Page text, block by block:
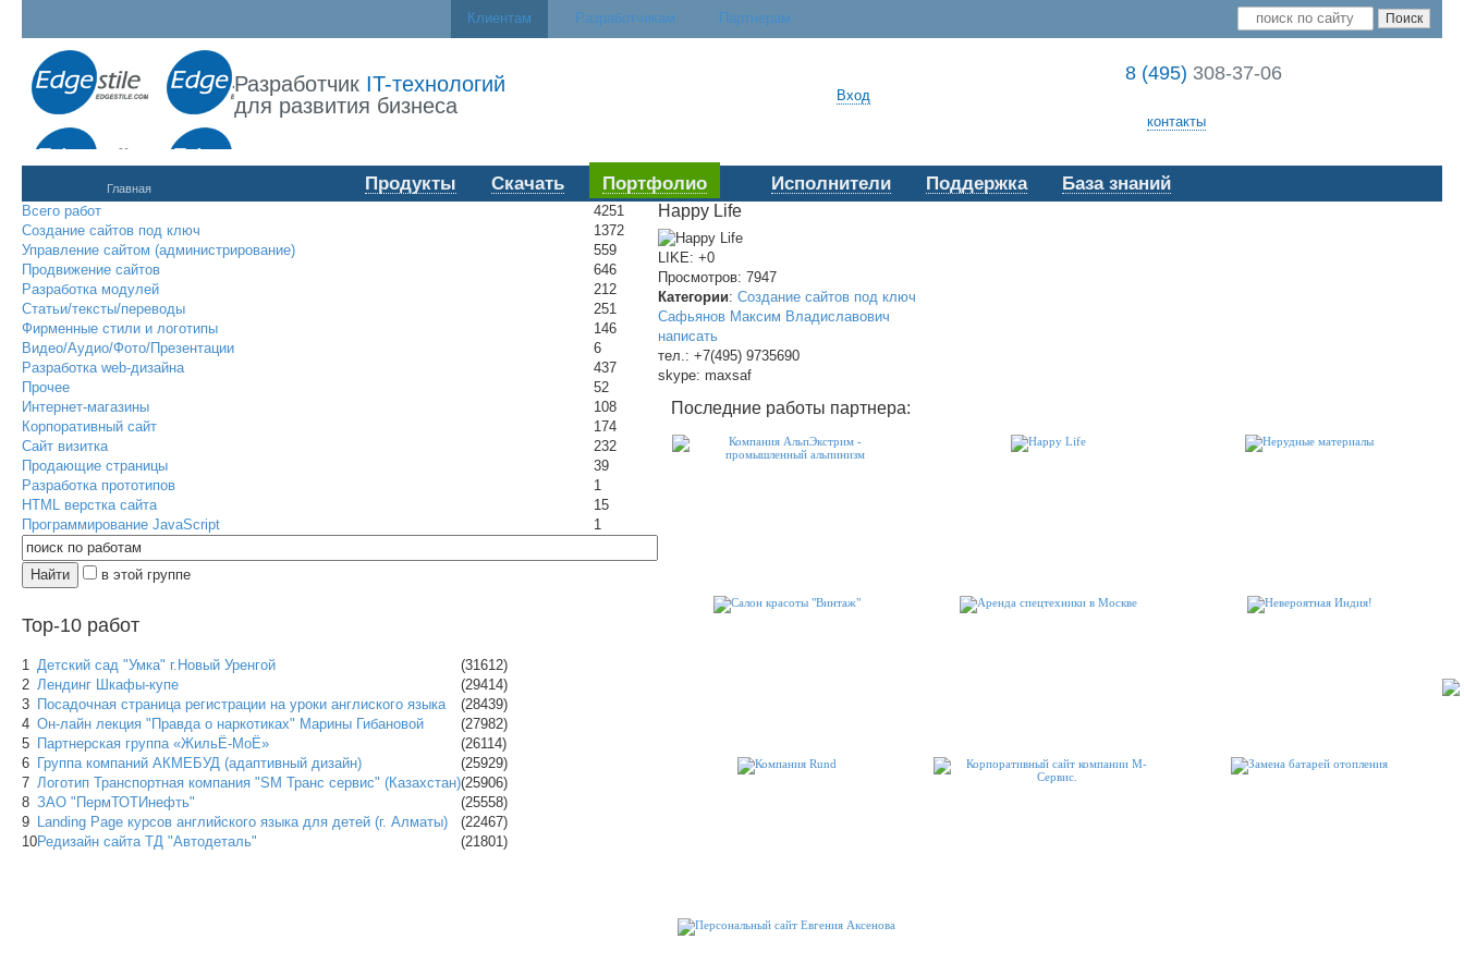
Клиентам Разработчикам Партнерам
Разработчик IT-технологий
для развития бизнеса
Вход
8 (495) 308-37-06
контакты
Главная Продукты Скачать Портфолио Исполнители Поддержка База знаний
Всего работ
4251
Создание сайтов под ключ
1372
Управление сайтом (администрирование)
559
Продвижение сайтов
646
Разработка модулей
212
Статьи/тексты/переводы
251
Фирменные стили и логотипы
146
Видео/Аудио/Фото/Презентации
6
Разработка web-дизайна
437
Прочее
52
Интернет-магазины
108
Корпоративный сайт
174
Сайт визитка
232
Продающие страницы
39
Разработка прототипов
1
HTML верстка сайта
15
Программирование JavaScript
1
в этой группе
Top-10 работ
1 Детский сад "Умка" г.Новый Уренгой
(31612)
2 Лендинг Шкафы-купе
(29414)
3 Посадочная страница регистрации на уроки англиского языка
(28439)
4 Он-лайн лекция "Правда о наркотиках" Марины Гибановой
(27982)
5 Партнерская группа «ЖильЁ-МоЁ»
(26114)
6 Группа компаний АКМЕБУД (адаптивный дизайн)
(25929)
7 Логотип Транспортная компания "SM Транс сервис" (Казахстан)(25906)
8 ЗАО "ПермТОТИнефть"
(25558)
9 Landing Page курсов английского языка для детей (г. Алматы)
(22467)
10Редизайн сайта ТД "Автодеталь" (21801)
Happy Life
LIKE: +0
Просмотров: 7947
Категории: Создание сайтов под ключ
Сафьянов Максим Владиславович
написать
тел.: +7(495) 9735690
skype: maxsaf
Последние работы партнера: